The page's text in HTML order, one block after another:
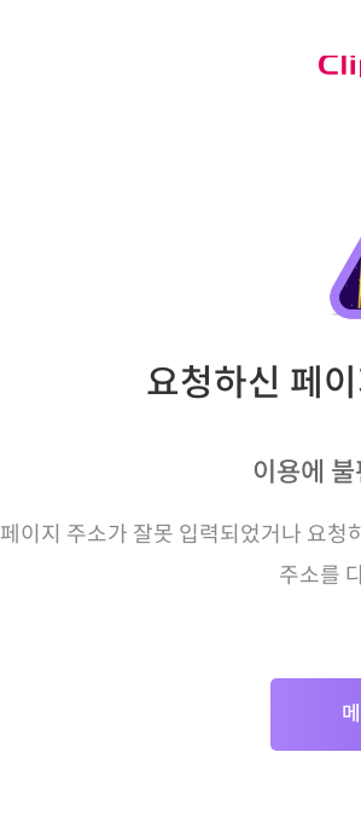
요청하신 페
이용에
페이지 주소가 잘못 입력되었거나 요청
주소를